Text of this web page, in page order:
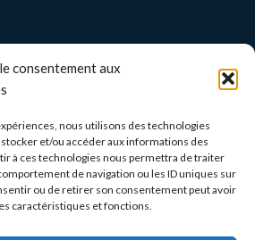
consentement aux
nous utilisons des technologies
et/ou accéder aux informations des
à ces technologies nous permettra de traiter
de navigation ou les ID uniques sur
ou de retirer son consentement peut avoir
caractéristiques et fonctions.